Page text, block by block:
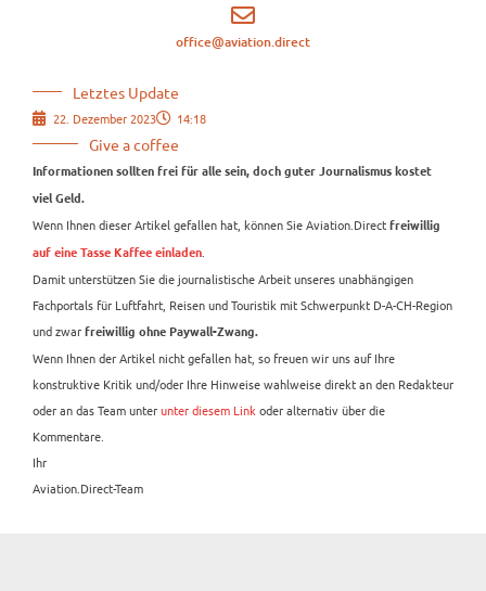
office@aviation.direct
Letztes Update
22. Dezember 2023 14:18
Give a coffee
Informationen sollten frei für alle sein, doch guter Journalismus kostet
viel Geld.
Wenn Ihnen dieser Artikel gefallen hat, können Sie Aviation.Direct freiwillig
auf eine Tasse Kaffee einladen
Damit unterstützen Sie die journalistische Arbeit unseres unabhängigen
Fachportals für Luftfahrt, Reisen und Touristik mit Schwerpunkt D-A-CH-Region
und zwar freiwillig ohne Paywall-Zwang.
Wenn Ihnen der Artikel nicht gefallen hat, so freuen wir uns auf Ihre
konstruktive Kritik und/oder Ihre Hinweise wahlweise direkt an den Redakteur
oder an das Team unterunter diesem Link oder alternativ über die
Kommentare.
Ihr
Aviation.Direct-Team